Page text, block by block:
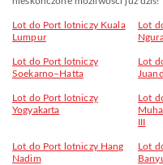
Lot do Port lotniczy Kuala
Lumpur
Lot
Lot do Port lotniczy
Soekarno–Hatta
Lot
Lot do Port lotniczy
Yogyakarta
Lot
III
Lot do Port lotniczy Hang
Nadim
Lot